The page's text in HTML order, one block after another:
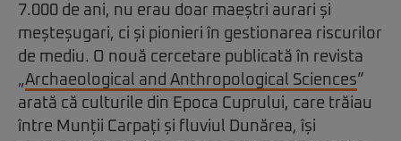
7.000 de ani, nu erau doar maeștri aurari și
meșteșugari, ci și pionieri în gestionarea riscurilor
de mediu. O nouă cercetare publicată în revista
„Archaeological and Anthropological Sciences”
arată că culturile din Epoca Cuprului, care trăiau
între Munții Carpați și fluviul Dunărea, își